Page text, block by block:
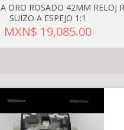
ORO ROSADO 42MM RELOJ
SUIZO A ESPEJO 1:1
MXN$ 19,085.00